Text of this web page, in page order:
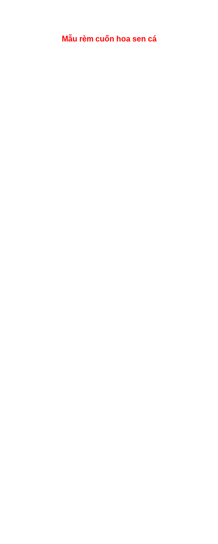
Mẫu rèm cuốn hoa sen cá